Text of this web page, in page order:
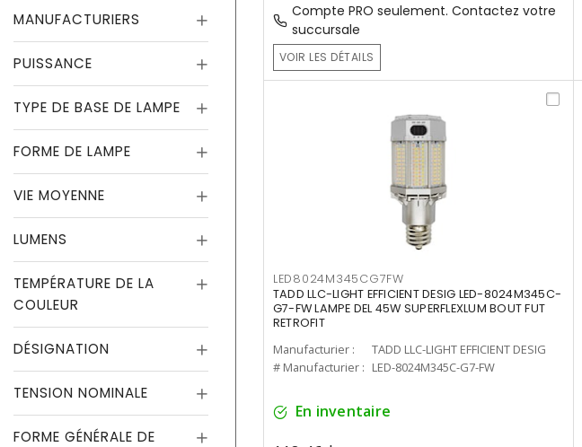
MANUFACTURIERS
PUISSANCE
TYPE DE BASE DE LAMPE
FORME DE LAMPE
VIE MOYENNE
LUMENS
TEMPÉRATURE DE LA
COULEUR
DÉSIGNATION
TENSION NOMINALE
FORME GÉNÉRALE DE
Compte PRO seulement. Contactez votre
succursale
VOIR LES DÉTAILS
LED8024M345CG7FW
TADD LLC-LIGHT EFFICIENT DESIG LED-8024M345C-
G7-FW LAMPE DEL 45W SUPERFLEXLUM BOUT FUT
RETROFIT
Manufacturier :
TADD LLC-LIGHT EFFICIENT DESIG
# Manufacturier : LED-8024M345C-G7-FW
En inventaire